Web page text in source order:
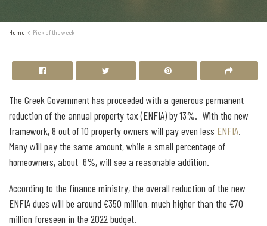
Home Pick of the week
The Greek Government has proceeded with a generous permanent
reduction of the annual property tax (ENFIA) by 13%. With the new
framework, 8 out of 10 property owners will pay even less ENFIA.
Many will pay the same amount, while a small percentage of
homeowners, about 6%, will see a reasonable addition.
According to the finance ministry, the overall reduction of the new
ENFIA dues will be around €350 million, much higher than the €70
million foreseen in the 2022 budget.